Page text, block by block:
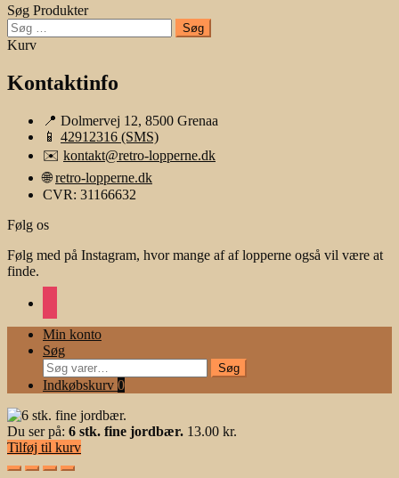
Søg Produkter
Søg
efter:
Kurv
Kontaktinfo
📍 Dolmervej 12, 8500 Grenaa
📱 42912316 (SMS)
✉️ kontakt@retro-lopperne.dk
🌐retro-lopperne.dk
CVR: 31166632
Følg os
Følg med på Instagram, hvor mange af af lopperne også vil være at
finde.
Min konto
Søg
Søg
efter:
Søg
Indkøbskurv 0
Du ser på: 6 stk. fine jordbær. 13.00 kr.
Tilføj til kurv